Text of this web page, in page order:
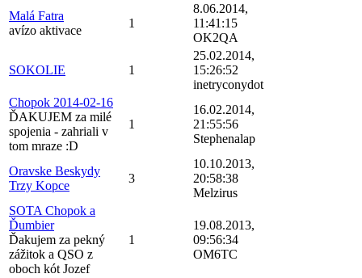
Malá Fatra
avízo aktivace
1
8.06.2014,
11:41:15
OK2QA
SOKOLIE 1
25.02.2014,
15:26:52
inetryconydot
Chopok 2014-02-16
ĎAKUJEM za milé
spojenia - zahriali v
tom mraze :D
1
16.02.2014,
21:55:56
Stephenalap
Oravske Beskydy
Trzy Kopce
3
10.10.2013,
20:58:38
Melzirus
SOTA Chopok a
Ďumbier
Ďakujem za pekný
zážitok a QSO z
oboch kót Jozef
1
19.08.2013,
09:56:34
OM6TC